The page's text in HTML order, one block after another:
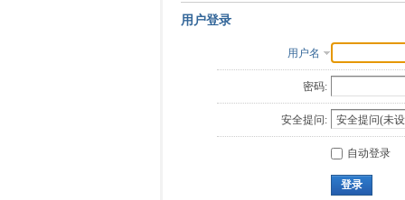
用户登录
用户名
密码:
安全提问:
自动登录
登录